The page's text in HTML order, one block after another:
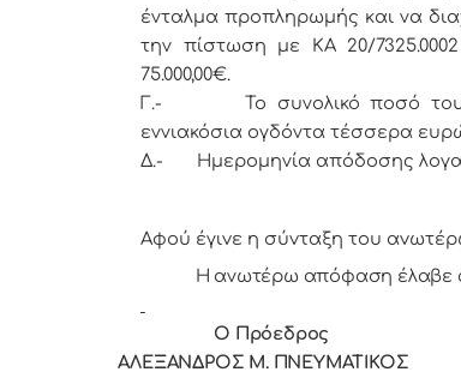
ένταλμα προπληρωμής και να
την πίστωση με ΚΑ 20/
75.000,00€.
Γ.- Το συνολικό ποσό του
εννιακόσια ογδόντα τέσσερα
Δ.- Ημερομηνία απόδοσης
Αφoύ έγιvε η σύvταξη τoυ
Η ανωτέρω απόφαση έλαβε
Ο
ΑΛΕΞΑΝΔΡΟΣ Μ.